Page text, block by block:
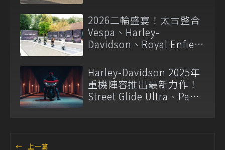
2026二輪盛宴！太古整合
Vespa、Harley-
Davidson、Royal Enfield
士生態系
Harley-Davidson 2025年
重機陣容推出最新力作！
Street Glide Ultra、Pan
← 上一篇